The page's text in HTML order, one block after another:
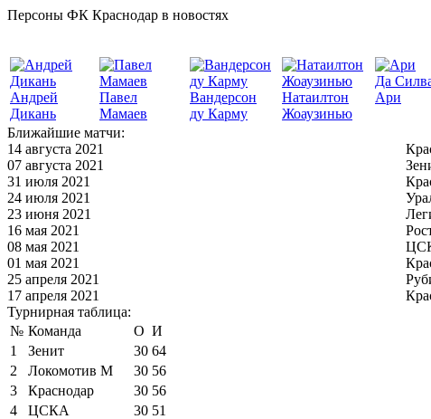
Персоны ФК Краснодар в новостях
Андрей
Дикань
Павел
Мамаев
Вандерсон
ду Карму
Натаилтон
Жоаузинью
Да
Ари
Ближайшие матчи:
14 августа 2021
07 августа 2021
31 июля 2021
24 июля 2021
23 июня 2021
16 мая 2021
08 мая 2021
01 мая 2021
25 апреля 2021
17 апреля 2021
Турнирная таблица:
№ Команда О И
1
Зенит 30 64
2
Локомотив М 30 56
3
Краснодар 30 56
4
ЦСКА 30 51